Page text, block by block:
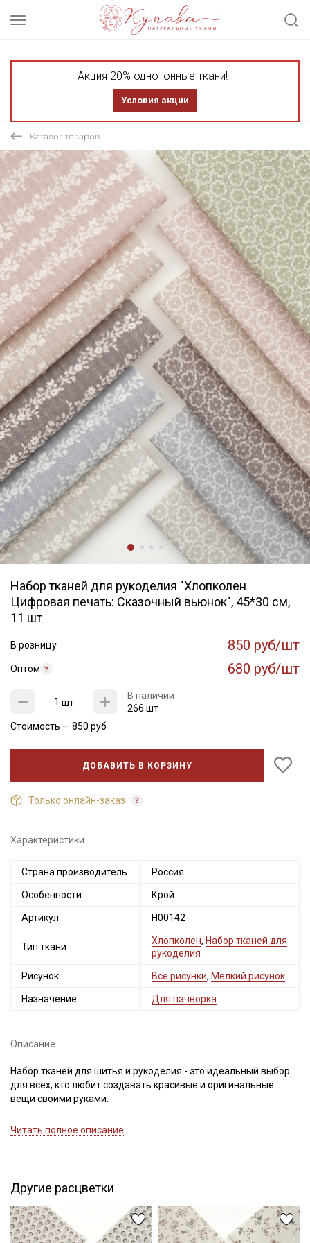
Акция 20% однотонные ткани!
Условия акции
Каталог товаров
Набор тканей для рукоделия "Хлопколен
Цифровая печать: Сказочный вьюнок", 45*30 см,
11 шт
В розницу 850 руб/шт
Оптом 680 руб/шт
шт
В наличии
266 шт
Стоимость — 850 руб
ДОБАВИТЬ В КОРЗИНУ
Только онлайн-заказ
Характеристики
Страна производитель Россия
Особенности Крой
Артикул Н00142
Тип ткани
Хлопколен, Набор тканей для
рукоделия
Рисунок Все рисунки, Мелкий рисунок
Назначение Для пэчворка
Описание
Набор тканей для шитья и рукоделия - это идеальный выбор
для всех, кто любит создавать красивые и оригинальные
вещи своими руками.
Отрезы ткани в наборе гармонично сочетающиеся между
В наборе 11 отрезов натуральной ткани из ассортимента
нашего магазина, размер каждого 45см*30см
Нарезка наборов выполняется вручную (возможна
погрешность ±1см; края не обрабатываются, что позволяет
использовать их в любом виде творчества.
Читать полное описание
Другие расцветки